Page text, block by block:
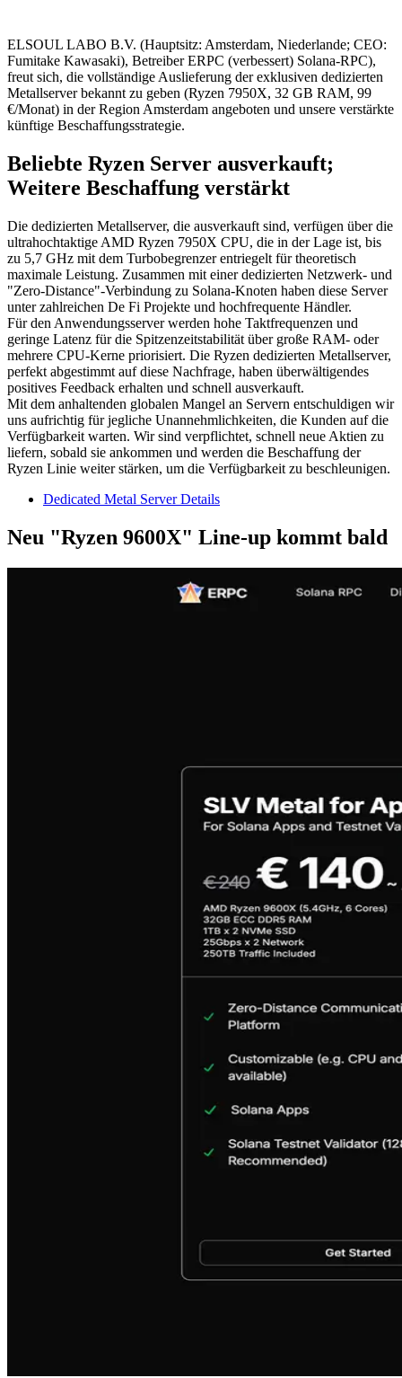
ELSOUL LABO B.V. (Hauptsitz: Amsterdam, Niederlande; CEO:
Fumitake Kawasaki), Betreiber ERPC (verbessert) Solana-RPC),
freut sich, die vollständige Auslieferung der exklusiven dedizierten
Metallserver bekannt zu geben (Ryzen 7950X, 32 GB RAM, 99
€/Monat) in der Region Amsterdam angeboten und unsere verstärkte
künftige Beschaffungsstrategie.
Beliebte Ryzen Server ausverkauft;
Weitere Beschaffung verstärkt
Die dedizierten Metallserver, die ausverkauft sind, verfügen über die
ultrahochtaktige AMD Ryzen 7950X CPU, die in der Lage ist, bis
zu 5,7 GHz mit dem Turbobegrenzer entriegelt für theoretisch
maximale Leistung. Zusammen mit einer dedizierten Netzwerk- und
"Zero-Distance"-Verbindung zu Solana-Knoten haben diese Server
unter zahlreichen De Fi Projekte und hochfrequente Händler.
Für den Anwendungsserver werden hohe Taktfrequenzen und
geringe Latenz für die Spitzenzeitstabilität über große RAM- oder
mehrere CPU-Kerne priorisiert. Die Ryzen dedizierten Metallserver,
perfekt abgestimmt auf diese Nachfrage, haben überwältigendes
positives Feedback erhalten und schnell ausverkauft.
Mit dem anhaltenden globalen Mangel an Servern entschuldigen wir
uns aufrichtig für jegliche Unannehmlichkeiten, die Kunden auf die
Verfügbarkeit warten. Wir sind verpflichtet, schnell neue Aktien zu
liefern, sobald sie ankommen und werden die Beschaffung der
Ryzen Linie weiter stärken, um die Verfügbarkeit zu beschleunigen.
Dedicated Metal Server Details
Neu "Ryzen 9600X" Line-up kommt bald